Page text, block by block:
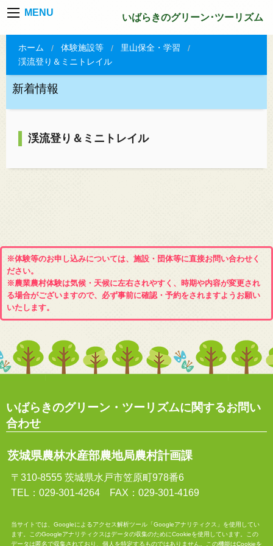
MENU いばらきのグリーン･ツーリズム
ホーム 体験施設等
里山保全・学習
渓流登り＆ミニトレイル
新着情報
渓流登り＆ミニトレイル
※体験等のお申し込みについては、施設・団体等に直接お問い合わせく
ださい。
※農業農村体験は気候・天候に左右されやすく、時期や内容が変更され
る場合がございますので、必ず事前に確認・予約をされますようお願い
いたします。
いばらきのグリーン・ツーリズムに関するお問い
合わせ
茨城県農林水産部農地局農村計画課
〒310-8555 茨城県水戸市笠原町978番6
TEL：029-301-4264 FAX：029-301-4169
当サイトでは、Googleによるアクセス解析ツール「Googleアナリティクス」を使用してい
ます。このGoogleアナリティクスはデータの収集のためにCookieを使用しています。この
データは匿名で収集されており、個人を特定するものではありません。この機能はCookieを